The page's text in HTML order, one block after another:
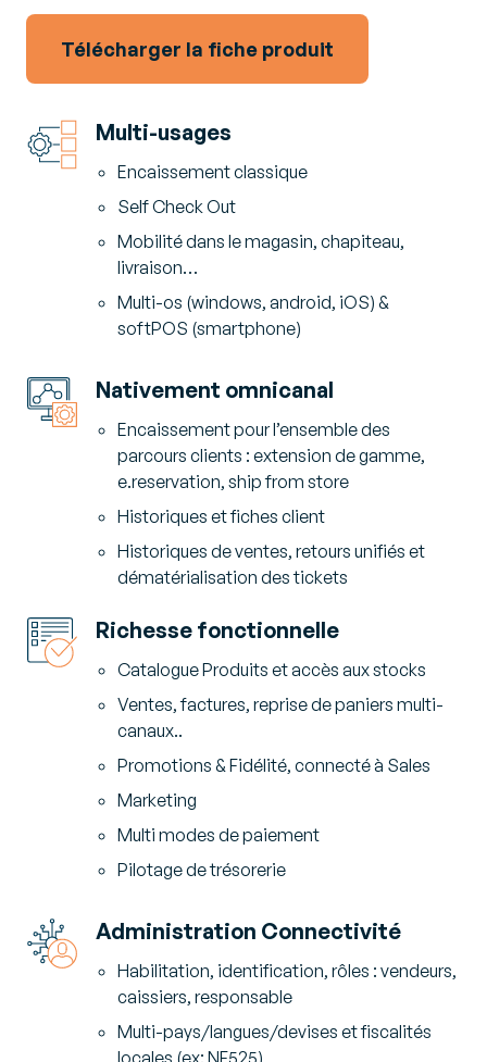
Télécharger la fiche produit
Multi-usages
Encaissement classique
Self Check Out
Mobilité dans le magasin, chapiteau,
livraison…
Multi-os (windows, android, iOS) &
softPOS (smartphone)
Nativement omnicanal
Encaissement pour l’ensemble des
parcours clients : extension de gamme,
e.reservation, ship from store​
Historiques et fiches client
Historiques de ventes, retours unifiés et
dématérialisation des tickets
Richesse fonctionnelle
Catalogue Produits et accès aux stocks
Ventes, factures, reprise de paniers multi-
canaux..
Promotions & Fidélité, connecté à Sales
Marketing
Multi modes de paiement
Pilotage de trésorerie
Administration Connectivité
Habilitation, identification, rôles : vendeurs,
caissiers, responsable
Multi-pays/langues/devises et fiscalités
locales (ex: NF525)